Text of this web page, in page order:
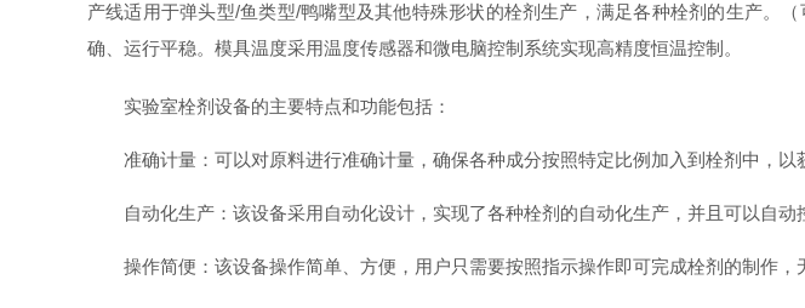
产线适用于弹头型/鱼类型/鸭嘴型及其他特殊形状的栓剂生产，满足各种栓剂的生产。
确、运行平稳。模具温度采用温度传感器和微电脑控制系统实现高精度恒温控制。
实验室栓剂设备的主要特点和功能包括：
准确计量：可以对原料进行准确计量，确保各种成分按照特定比例加入到栓剂中，以
自动化生产：该设备采用自动化设计，实现了各种栓剂的自动化生产，并且可以自动
操作简便：该设备操作简单、方便，用户只需要按照指示操作即可完成栓剂的制作，